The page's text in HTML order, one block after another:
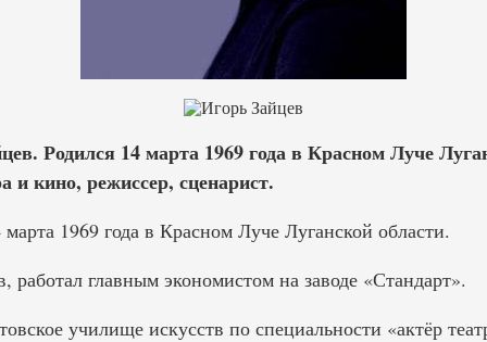
Родился 14 марта 1969 года в Красном Луче
и кино, режиссер, сценарист.
1969 года в Красном Луче Луганской области.
главным экономистом на заводе «Стандарт».
училище искусств по специальности «актёр